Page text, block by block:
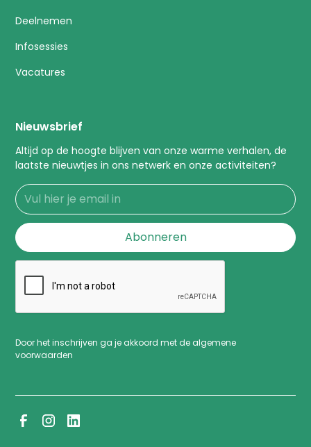
Deelnemen
Infosessies
Vacatures
Nieuwsbrief
Altijd op de hoogte blijven van onze warme verhalen, de
laatste nieuwtjes in ons netwerk en onze activiteiten?
Door het inschrijven ga je akkoord met de algemene
voorwaarden